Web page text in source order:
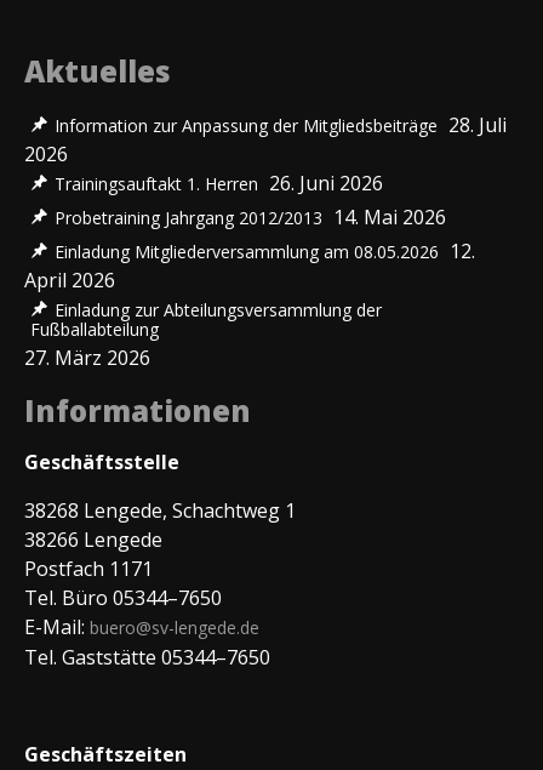
Aktuelles
Information zur Anpassung der Mitgliedsbeiträge 28. Juli
2026
Trainingsauftakt 1. Herren 26. Juni 2026
Probetraining Jahrgang 2012/2013 14. Mai 2026
Einladung Mitgliederversammlung am 08.05.2026
12.
April 2026
Einladung zur Abteilungsversammlung der
Fußballabteilung
27. März 2026
Informationen
Geschäftsstelle
38268 Lengede, Schachtweg 1
38266 Lengede
Postfach 1171
Tel. Büro 05344–7650
E-Mail: buero@sv-lengede.de
Tel. Gaststätte 05344–7650
Geschäftszeiten